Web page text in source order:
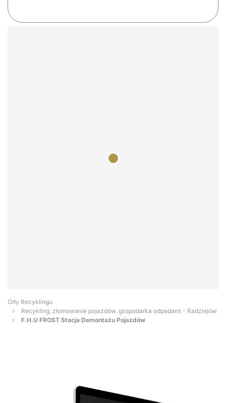
Orły Recyklingu
Recykling, złomowanie pojazdów, gospodarka odpadami - Radziejów
F.H.U FROST Stacja Demontażu Pojazdów